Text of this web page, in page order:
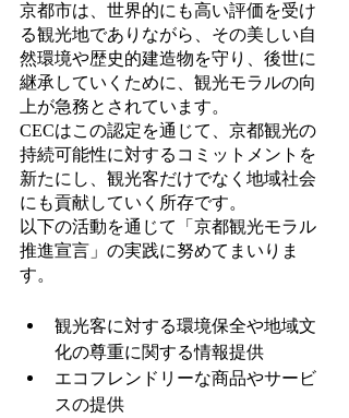
京都市は、世界的にも高い評価を受け
る観光地でありながら、その美しい自
然環境や歴史的建造物を守り、後世に
継承していくために、観光モラルの向
上が急務とされています。
CECはこの認定を通じて、京都観光の
持続可能性に対するコミットメントを
新たにし、観光客だけでなく地域社会
にも貢献していく所存です。
以下の活動を通じて「京都観光モラル
推進宣言」の実践に努めてまいりま
す。
観光客に対する環境保全や地域文
化の尊重に関する情報提供
エコフレンドリーな商品やサービ
スの提供